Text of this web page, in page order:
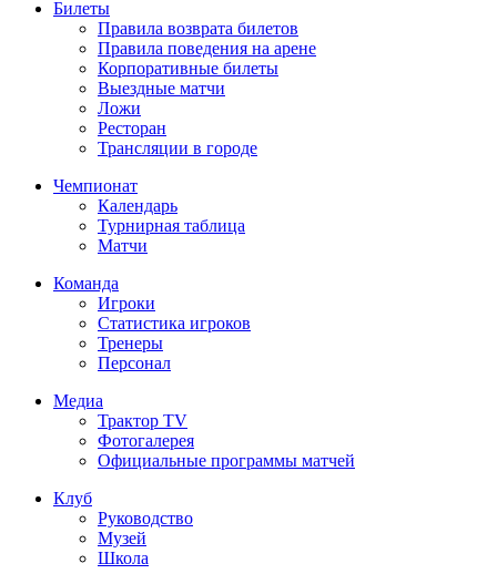
Билеты
Правила возврата билетов
Правила поведения на арене
Корпоративные билеты
Выездные матчи
Ложи
Ресторан
Трансляции в городе
Чемпионат
Календарь
Турнирная таблица
Матчи
Команда
Игроки
Статистика игроков
Тренеры
Персонал
Медиа
Трактор TV
Фотогалерея
Официальные программы матчей
Клуб
Руководство
Музей
Школа